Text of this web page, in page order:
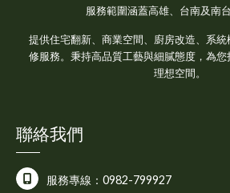
服務範圍涵蓋高雄、台南及南台
提供住宅翻新、商業空間、廚房改造、系
修服務。秉持高品質工藝與細膩態度，為
理想空間。
聯絡我們
服務專線：0982-799927